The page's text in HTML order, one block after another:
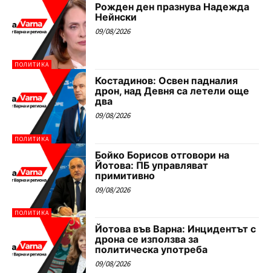
ПОЛИТИКА
Рожден ден празнува Надежда
Нейнски
09/08/2026
ПОЛИТИКА
Костадинов: Освен падналия
дрон, над Девня са летели още
два
09/08/2026
ПОЛИТИКА
Бойко Борисов отговори на
Йотова: ПБ управляват
примитивно
09/08/2026
Йотова във Варна: Инцидентът с
дрона се използва за
политическа употреба
09/08/2026